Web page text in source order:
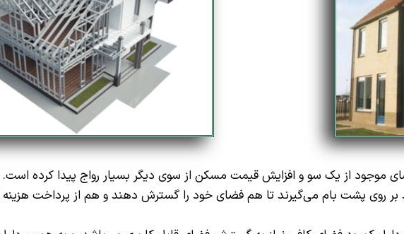
از یک سو و افزایش قیمت مسکن از سوی دیگر بسیار رواج پیدا کرده است.
روی پشت بام می‌گیرند تا هم فضای خود را گسترش دهند و هم از پرداخت هزینه